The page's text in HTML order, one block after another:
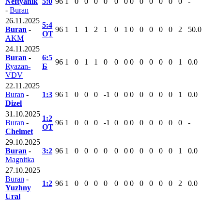
- Buran
26.11.2025
Buran -
AKM
5:4
ОТ
96 1 1 1 2 1 0 1 0 0 0 0 0 2 50.0
24.11.2025
Buran -
Ryazan-
VDV
6:5
Б
96 1 0 1 1 0 0 0 0 0 0 0 0 1 0.0
22.11.2025
Buran -
Dizel
1:3 96 1 0 0 0 -1 0 0 0 0 0 0 0 1 0.0
31.10.2025
Buran -
Chelmet
1:2
ОТ
96 1 0 0 0 -1 0 0 0 0 0 0 0 0 -
29.10.2025
Buran -
Magnitka
3:2 96 1 0 0 0 0 0 0 0 0 0 0 0 1 0.0
27.10.2025
Buran -
Yuzhny
Ural
1:2 96 1 0 0 0 0 0 0 0 0 0 0 0 2 0.0